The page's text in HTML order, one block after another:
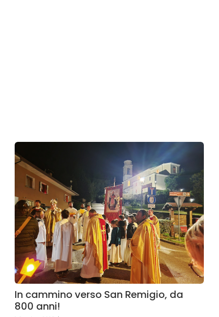
In cammino verso San Remigio, da
800 anni!